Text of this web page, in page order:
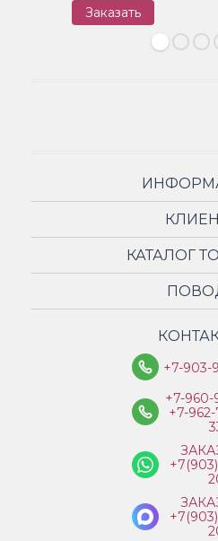
Заказать
КАТАЛОГ
+7-903-
+7-960-
+7-